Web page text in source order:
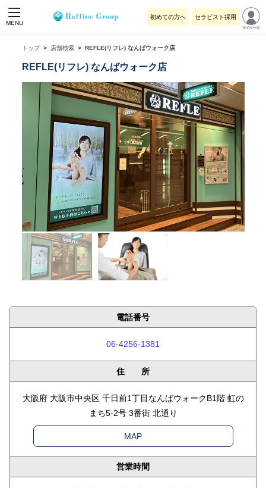
MENU
初めての方へ セラピスト採用
トップ 店舗検索 REFLE(リフレ) なんばウォーク店
REFLE(リフレ) なんばウォーク店
電話番号
06-4256-1381
住 所
大阪府 大阪市中央区 千日前1丁目なんばウォークB1階 虹の
まち5-2号 3番街 北通り
MAP
営業時間